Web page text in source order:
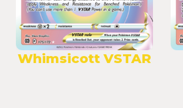
Whimsicott VSTAR